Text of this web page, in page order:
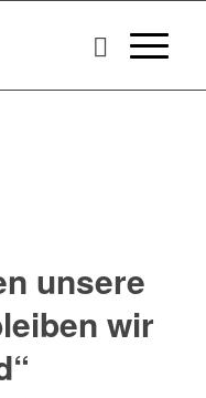
unsere
wir